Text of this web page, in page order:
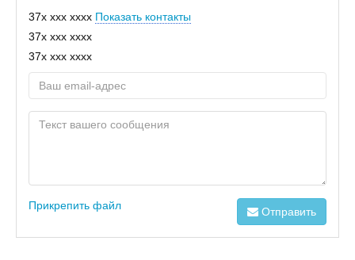
37x xxx xxxx Показать контакты
37x xxx xxxx
37x xxx xxxx
Прикрепить файл Отправить